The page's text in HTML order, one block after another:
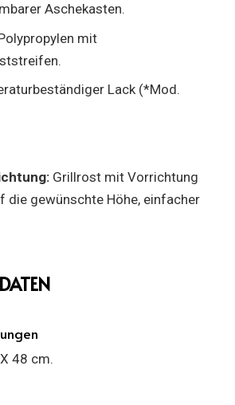
Aschekasten.
mit
Lack (*Mod.
Grillrost mit Vorrichtung
die gewünschte Höhe, einfacher
48 cm.